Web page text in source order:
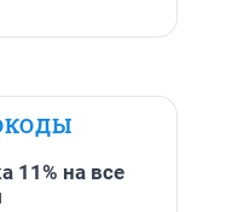
11% на все